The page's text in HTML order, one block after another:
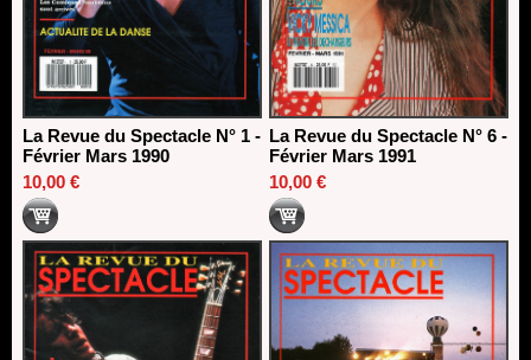
La Revue du Spectacle N° 1 -
Février Mars 1990
10,00 €
La Revue du Spectacle N° 6 -
Février Mars 1991
10,00 €